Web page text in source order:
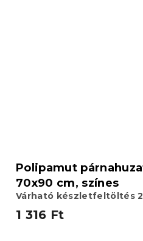
Polipamut
70x90 cm, színes
Várható készletfeltöltés
1 316 Ft